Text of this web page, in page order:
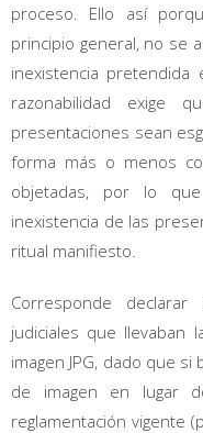
proceso. Ello así
principio general, no se
inexistencia
razonabilidad exige
presentaciones sean
forma más o menos
objetadas, por lo
inexistencia de las
ritual manifiesto.
Corresponde
judiciales que
imagen JPG, dado que
de imagen en lugar
reglamentación vigente